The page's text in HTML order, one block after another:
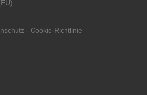
- Cookie-Richtlinie